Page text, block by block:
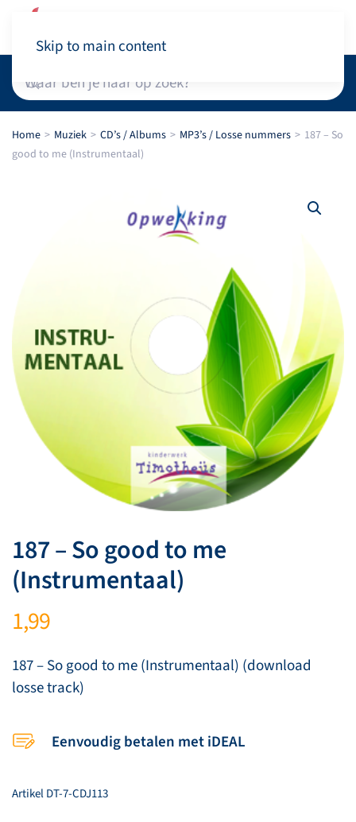
Skip to main content
Home Muziek CD’s / Albums MP3’s / Losse nummers
187 – So
good to me (Instrumentaal)
187 – So good to me
(Instrumentaal)
1,99
187 – So good to me (Instrumentaal) (download
losse track)
Eenvoudig betalen met iDEAL
ArtikelDT-7-CDJ113